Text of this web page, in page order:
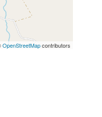
OpenStreetMapcontributors